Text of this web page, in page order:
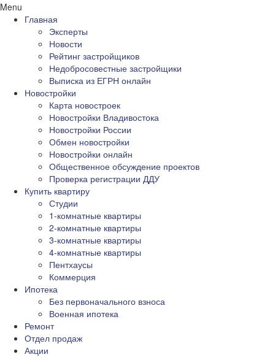
Menu
Главная
Эксперты
Новости
Рейтинг застройщиков
Недобросовестные застройщики
Выписка из ЕГРН онлайн
Новостройки
Карта новостроек
Новостройки Владивостока
Новостройки России
Обмен новостройки
Новостройки онлайн
Общественное обсуждение проектов
Проверка регистрации ДДУ
Купить квартиру
Студии
1-комнатные квартиры
2-комнатные квартиры
3-комнатные квартиры
4-комнатные квартиры
Пентхаусы
Коммерция
Ипотека
Без первоначального взноса
Военная ипотека
Ремонт
Отдел продаж
Акции